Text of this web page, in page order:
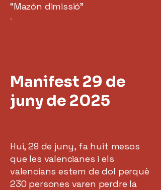
“Mazón dimissió”
.
Manifest 29 de
juny de 2025
Hui, 29 de juny, fa huit mesos
que les valencianes i els
valencians estem de dol perquè
230 persones varen perdre la